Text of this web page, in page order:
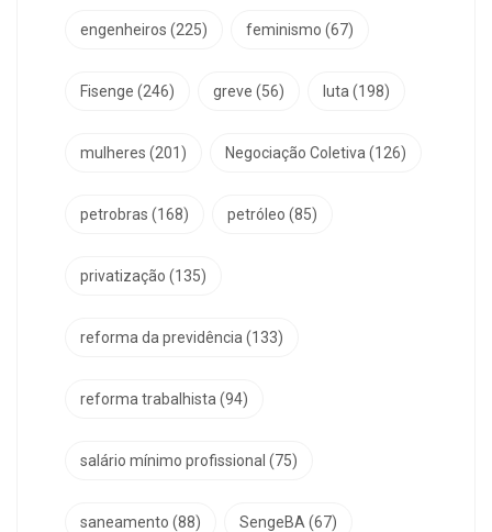
engenheiros (225) feminismo (67)
Fisenge (246) greve (56) luta (198)
mulheres (201) Negociação Coletiva (126)
petrobras (168) petróleo (85)
privatização (135)
reforma da previdência (133)
reforma trabalhista (94)
salário mínimo profissional (75)
saneamento (88) SengeBA (67)